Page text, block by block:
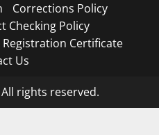
Corrections Policy
Checking Policy
Registration Certificate
Us
rights reserved.